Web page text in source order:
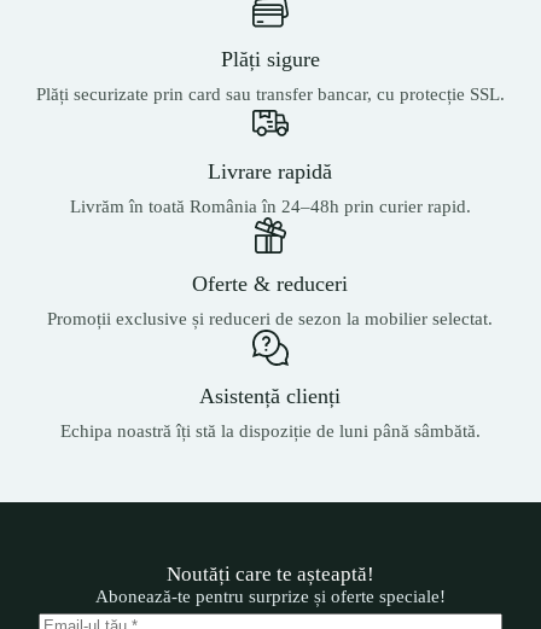
Plăți sigure
Plăți securizate prin card sau transfer bancar, cu protecție SSL.
Livrare rapidă
Livrăm în toată România în 24–48h prin curier rapid.
Oferte & reduceri
Promoții exclusive și reduceri de sezon la mobilier selectat.
Asistență clienți
Echipa noastră îți stă la dispoziție de luni până sâmbătă.
Noutăți care te așteaptă!
Abonează-te pentru surprize și oferte speciale!